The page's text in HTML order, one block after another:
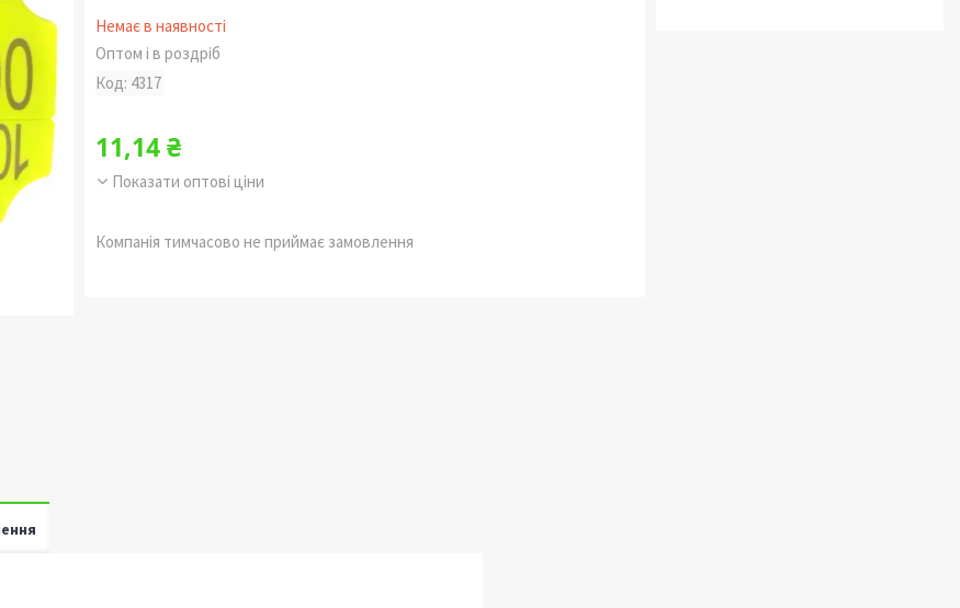
Немає в наявності
Оптом і в роздріб
Код: 4317
11,14 ₴
Показати оптові ціни
Компанія тимчасово не приймає замовлення